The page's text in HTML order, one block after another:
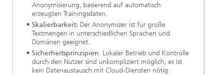
Anonymisierung, basierend auf automatisch
erzeugten Trainingsdaten.
Skalierbarkeit: Der Anonymizer ist für große
Textmengen in unterschiedlichen Sprachen und
Domänen geeignet.
Sicherheitsprinzipien: Lokaler Betrieb und Kontrolle
durch den Nutzer sind unkompliziert möglich, es ist
kein Datenaustausch mit Cloud-Diensten nötig.